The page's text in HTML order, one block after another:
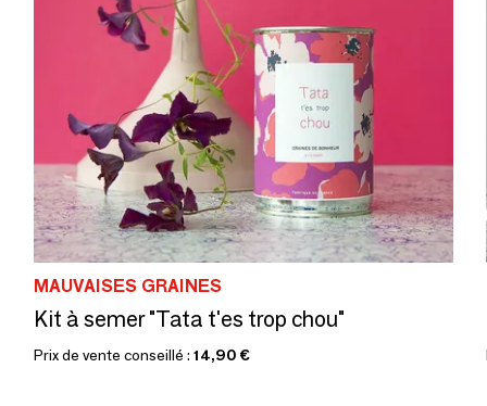
MAUVAISES GRAINES
Kit à semer "Tata t'es trop chou"
Prix de vente conseillé : 14,90 €